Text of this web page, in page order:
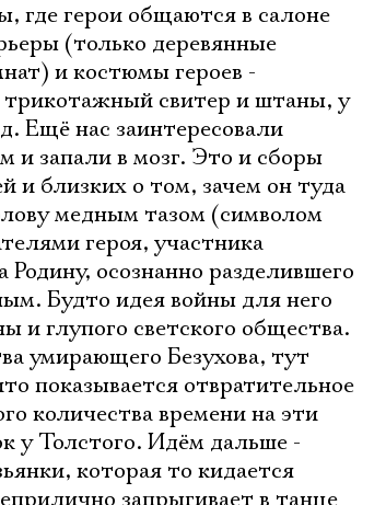
где герои общаются в салоне
(только деревянные
и костюмы героев -
трикотажный свитер и штаны, у
Ещё нас заинтересовали
и запали в мозг. Это и сборы
и близких о том, зачем он туда
медным тазом (символом
героя, участника
осознанно разделившего
Будто идея войны для него
и глупого светского общества.
умирающего Безухова, тут
показывается отвратительное
количества времени на эти
у Толстого. Идём дальше -
которая то кидается